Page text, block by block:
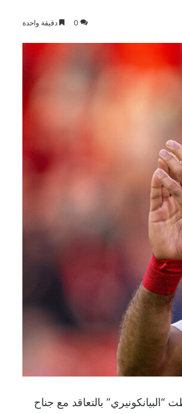
0 دقيقة واحدة
بالتعاقد مع جناح